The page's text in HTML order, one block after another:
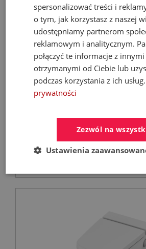
FERROLI Kocioł BIOPELLET
Design
9 899,00 zł
spersonalizować treści i
o tym, jak korzystasz z naszej
udostępniamy partnerom
reklamowym i analitycznym.
połączyć te informacje z
otrzymanymi od Ciebie lub
podczas korzystania z ich usług.
prywatności
Zezwól na
Ustawienia